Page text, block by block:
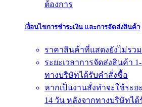
ต้องการ
เงื่อนไขการชำระเงิน และการจัดส่งสินค้า
ราคาสินค้าที่แสดงยังไม่รว
ระยะเวลาการจัดส่งสินค้า
ทางบริษัทได้รับคำสั่งซื้อ
หากเป็นงานสั่งทำจะใช้ระย
14 วัน หลังจากทางบริษัทไ